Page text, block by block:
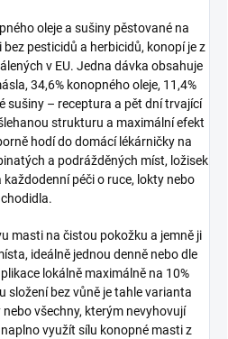
oleje a sušiny pěstované na
pesticidů a herbicidů, konopí je z
v EU. Jedna dávka obsahuje
34,6% konopného oleje, 11,4%
sušiny – receptura a pět dní trvající
strukturu a maximální efekt
hodí do domácí lékárničky na
a podrážděných míst, ložisek
každodenní péči o ruce, lokty nebo
chodidla.
masti na čistou pokožku a jemně ji
ideálně jednou denně nebo dle
lokálně maximálně na 10%
složení bez vůně je tahle varianta
všechny, kterým nevyhovují
využít sílu konopné masti z